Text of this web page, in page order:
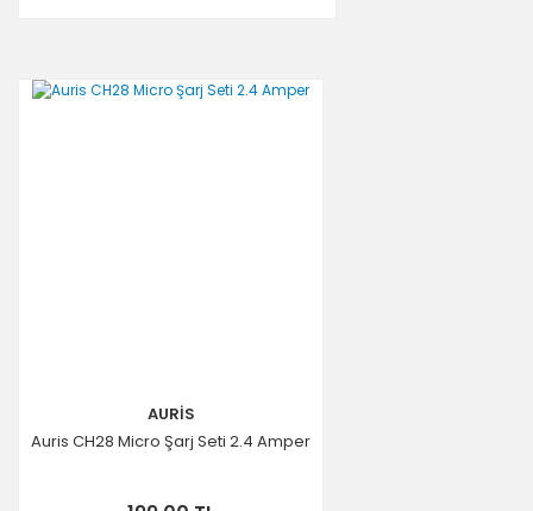
AURİS
Auris CH28 Micro Şarj Seti 2.4 Amper